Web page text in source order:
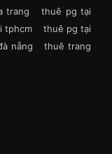
trang
thuê pg tại
tphcm
thuê pg tại
nẵng
thuê trang